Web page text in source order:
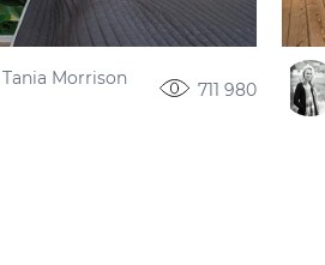
Morrison
711 980